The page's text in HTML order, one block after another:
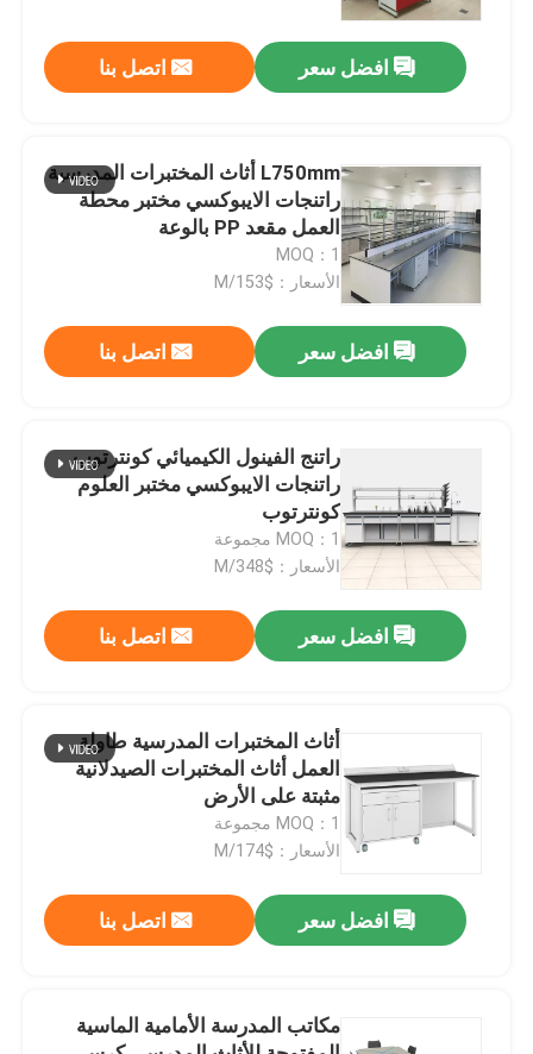
مسكن
معلومات عنا
جولة في المعمل
مراقبة الجودة
حالات
أثاث المختبرات الحديثة
مقعد جزيرة المختبر
افضل سعر اتصل بنا
L750mm أثاث المختبرات المدرسية
راتنجات الايبوكسي مختبر محطة
العمل مقعد PP بالوعة
MOQ：1
الأسعار：$153/M
افضل سعر اتصل بنا
راتنج الفينول الكيميائي كونترتوب
راتنجات الايبوكسي مختبر العلوم
كونترتوب
MOQ：1 مجموعة
الأسعار：$348/M
افضل سعر اتصل بنا
أثاث المختبرات المدرسية طاولة
العمل أثاث المختبرات الصيدلانية
مثبتة على الأرض
MOQ：1 مجموعة
الأسعار：$174/M
افضل سعر اتصل بنا
مكاتب المدرسة الأمامية الماسية